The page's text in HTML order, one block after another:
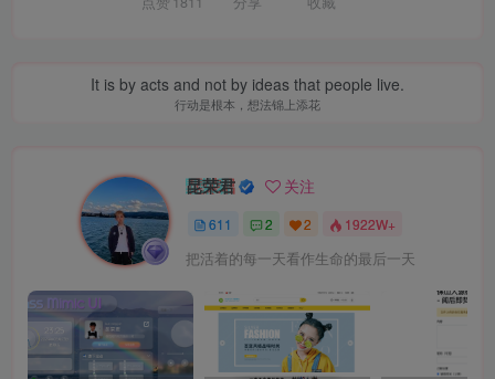
It is by acts and not by ideas that people live.
行动是根本，想法锦上添花
昆荣君 关注
611 2 2 1922W+
把活着的每一天看作生命的最后一天